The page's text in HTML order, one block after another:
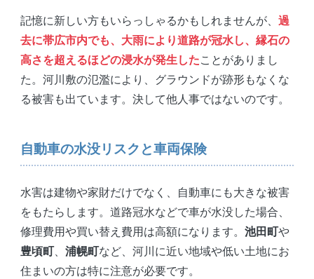
記憶に新しい方もいらっしゃるかもしれませんが、 過
去に帯広市内でも、大雨により道路が冠水し、縁石の
高さを超えるほどの浸水が発生したことがありまし
た。河川敷の氾濫により、グラウンドが跡形もなくな
る被害も出ています。決して他人事ではないのです。
自動車の水没リスクと車両保険
水害は建物や家財だけでなく、自動車にも大きな被害
をもたらします。道路冠水などで車が水没した場合、
修理費用や買い替え費用は高額になります。 池田町や
豊頃町、 浦幌町など、河川に近い地域や低い土地にお
住まいの方は特に注意が必要です。